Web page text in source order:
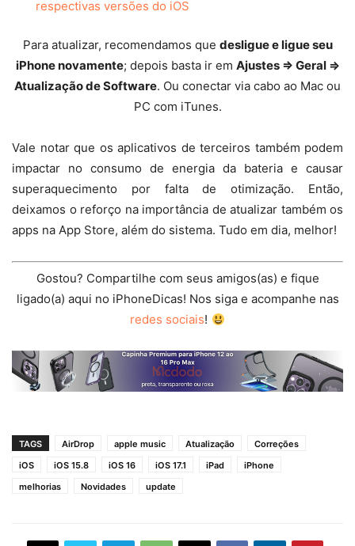
respectivas versões do iOS
Para atualizar, recomendamos que desligue e ligue seu
iPhone novamente; depois basta ir em Ajustes ⇒ Geral ⇒
Atualização de Software. Ou conectar via cabo ao Mac ou
PC com iTunes.
Vale notar que os aplicativos de terceiros também podem
impactar no consumo de energia da bateria e causar
superaquecimento por falta de otimização. Então,
deixamos o reforço na importância de atualizar também os
apps na App Store, além do sistema. Tudo em dia, melhor!
Gostou? Compartilhe com seus amigos(as) e fique
ligado(a) aqui no iPhoneDicas! Nos siga e acompanhe nas
redes sociais!
TAGS AirDrop apple music Atualização
Correções
iOS
iOS 15.8 iOS 16 iOS 17.1 iPad
iPhone
melhorias
Novidades update